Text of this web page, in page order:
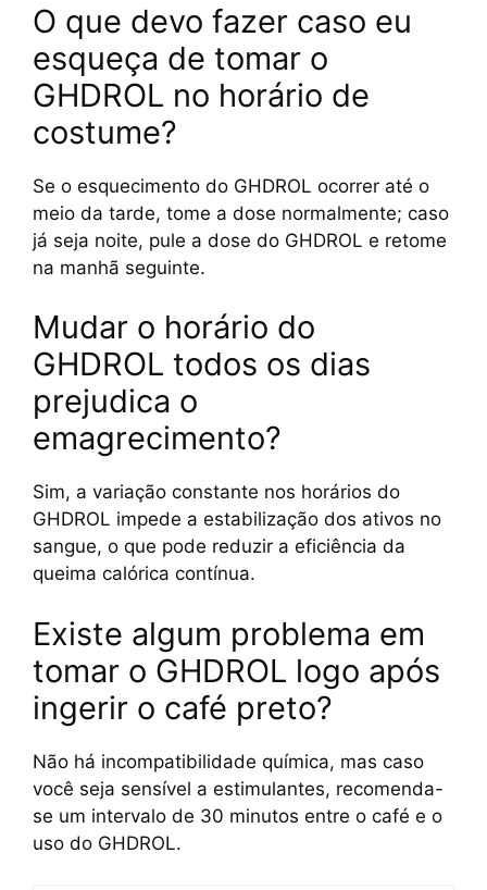
O que devo fazer caso eu
esqueça de tomar o
GHDROL no horário de
costume?
Se o esquecimento do GHDROL ocorrer até o
meio da tarde, tome a dose normalmente; caso
já seja noite, pule a dose do GHDROL e retome
na manhã seguinte.
Mudar o horário do
GHDROL todos os dias
prejudica o
emagrecimento?
Sim, a variação constante nos horários do
GHDROL impede a estabilização dos ativos no
sangue, o que pode reduzir a eficiência da
queima calórica contínua.
Existe algum problema em
tomar o GHDROL logo após
ingerir o café preto?
Não há incompatibilidade química, mas caso
você seja sensível a estimulantes, recomenda-
se um intervalo de 30 minutos entre o café e o
uso do GHDROL.